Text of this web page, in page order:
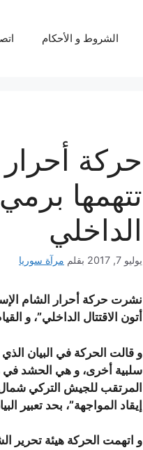
الشروط و الأحكام
حركة
تتهمها
الداخلي
يوليو 7, 2017 بقلم مرآة سوريا
نشرت حركة أحرار الشام
أتون الاقتتال الداخلي”، و
و قالت الحركة في البيان
سلبية أخرى، و هي الحشد في
المرتقب للجيش التركي
إيقاد المواجهة”، بحد تعبير
و اتهمت الحركة هيئة تحرير